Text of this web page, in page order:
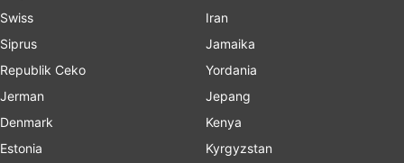
Swiss
Siprus
Republik Ceko
Jerman
Denmark
Estonia
Iran
Jamaika
Yordania
Jepang
Kenya
Kyrgyzstan